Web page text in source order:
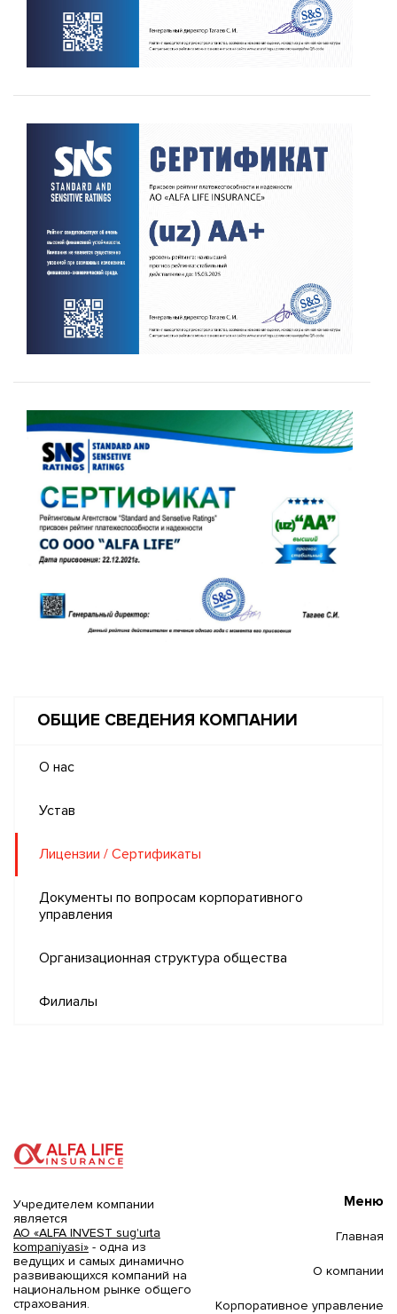
ОБЩИЕ СВЕДЕНИЯ КОМПАНИИ
О нас
Устав
Лицензии / Сертификаты
Документы по вопросам корпоративного
управления
Организационная структура общества
Филиалы
Учредителем компании
является
АО «ALFA INVEST sug'urta
kompaniyasi» - одна из
ведущих и самых динамично
развивающихся компаний на
национальном рынке общего
страхования.
Меню
Главная
О компании
Корпоративное управление